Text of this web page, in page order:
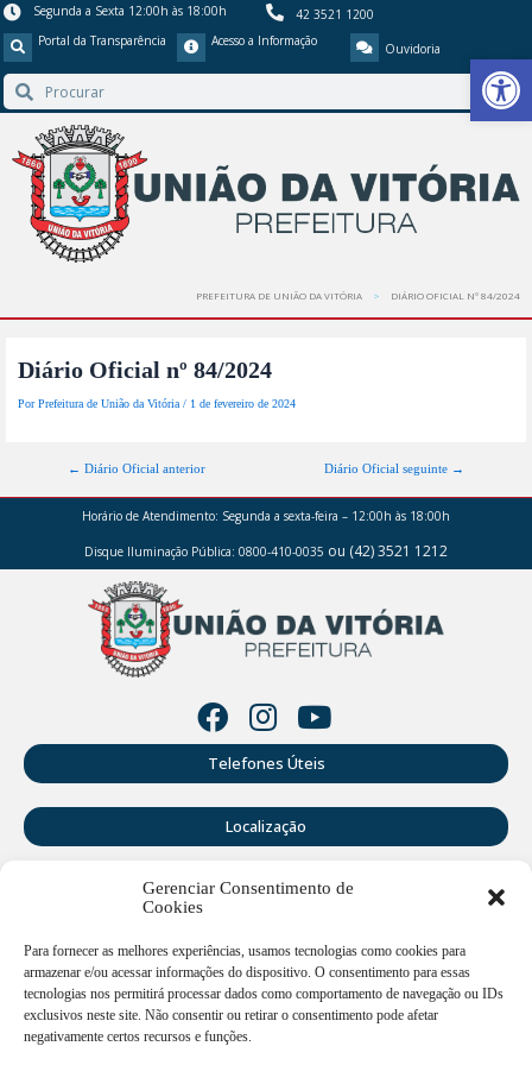
Gerenciar Consentimento de
Cookies
Para fornecer as melhores experiências, usamos tecnologias como cookies para
armazenar e/ou acessar informações do dispositivo. O consentimento para essas
tecnologias nos permitirá processar dados como comportamento de navegação ou IDs
exclusivos neste site. Não consentir ou retirar o consentimento pode afetar
negativamente certos recursos e funções.
Barra de
Segunda a Sexta 12:00h às 18:00h
42 3521 1200
Portal da Transparência
Acesso a Informação Ouvidoria
PREFEITURA DE UNIÃO DA VITÓRIA DIÁRIO OFICIAL Nº 84/2024
Diário Oficial nº 84/2024
PorPrefeitura de União da Vitória/ 1 de fevereiro de 2024
← Diário Oficial anterior Diário Oficial seguinte →
Horário de Atendimento: Segunda a sexta-feira – 12:00h às 18:00h
Disque Iluminação Pública: 0800-410-0035 ou (42) 3521 1212
Telefones Úteis
Localização
Perguntas Frequentes
Webmail
Rua Doutor Cruz Machado, 205 - Centro - União da Vitória -
PR